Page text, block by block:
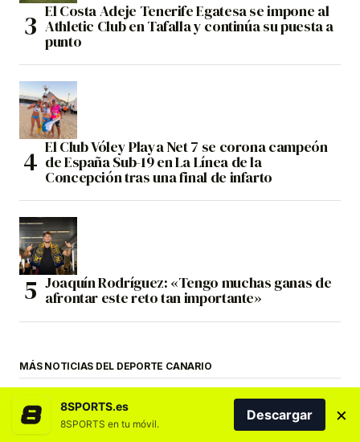
El Costa Adeje Tenerife Egatesa se impone al
Athletic Club en Tafalla y continúa su puesta a
punto
El Club Vóley Playa Net 7 se corona campeón
de España Sub-19 en La Línea de la
Concepción tras una final de infarto
Joaquín Rodríguez: «Tengo muchas ganas de
afrontar este reto tan importante»
MÁS NOTICIAS DEL DEPORTE CANARIO
8SPORTS.es
8SPORTS en tu móvil.
Descargar ×